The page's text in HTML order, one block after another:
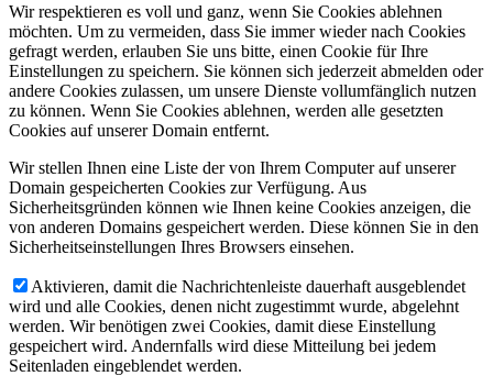
Wir respektieren es voll und ganz, wenn Sie Cookies ablehnen
möchten. Um zu vermeiden, dass Sie immer wieder nach Cookies
gefragt werden, erlauben Sie uns bitte, einen Cookie für Ihre
Einstellungen zu speichern. Sie können sich jederzeit abmelden oder
andere Cookies zulassen, um unsere Dienste vollumfänglich nutzen
zu können. Wenn Sie Cookies ablehnen, werden alle gesetzten
Cookies auf unserer Domain entfernt.
Wir stellen Ihnen eine Liste der von Ihrem Computer auf unserer
Domain gespeicherten Cookies zur Verfügung. Aus
Sicherheitsgründen können wie Ihnen keine Cookies anzeigen, die
von anderen Domains gespeichert werden. Diese können Sie in den
Sicherheitseinstellungen Ihres Browsers einsehen.
Aktivieren, damit die Nachrichtenleiste dauerhaft ausgeblendet
wird und alle Cookies, denen nicht zugestimmt wurde, abgelehnt
werden. Wir benötigen zwei Cookies, damit diese Einstellung
gespeichert wird. Andernfalls wird diese Mitteilung bei jedem
Seitenladen eingeblendet werden.